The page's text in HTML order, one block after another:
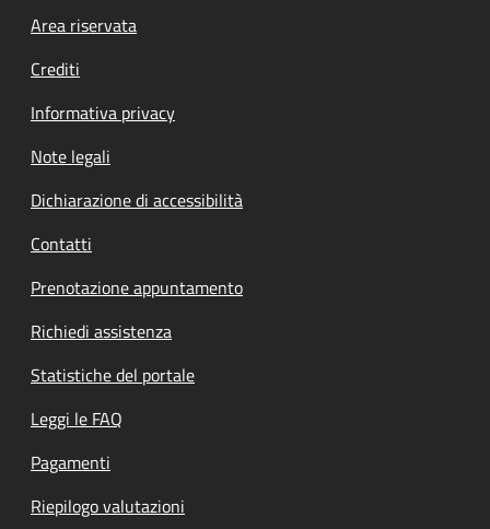
Footer menu
Area riservata
Crediti
Informativa privacy
Note legali
Dichiarazione di accessibilità
Contatti
Prenotazione appuntamento
Richiedi assistenza
Statistiche del portale
Leggi le FAQ
Pagamenti
Riepilogo valutazioni